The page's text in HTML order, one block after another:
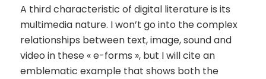
A third characteristic of digital literature is its
multimedia nature. I won’t go into the complex
relationships between text, image, sound and
video in these « e-forms », but I will cite an
emblematic example that shows both the